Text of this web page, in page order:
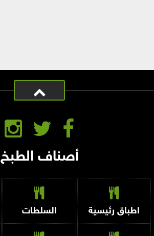
أصناف الطبخ
اطباق رئيسية السلطات